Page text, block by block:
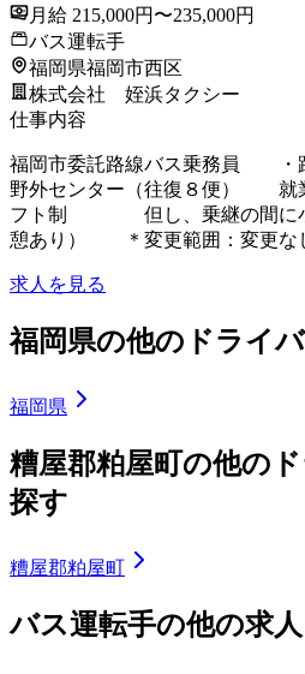
月給 215,000円〜235,000円
バス運転手
福岡県福岡市西区
株式会社 姪浜タクシー
仕事内容
福岡市委託路線バス乗務員
野外センター（往復８便） 就
フト制 但し、乗継の間に小
憩あり） ＊変更範囲：変更な
求人を見る
福岡県の他のドライ
福岡県
糟屋郡粕屋町の他の
探す
糟屋郡粕屋町
バス運転手の他の求